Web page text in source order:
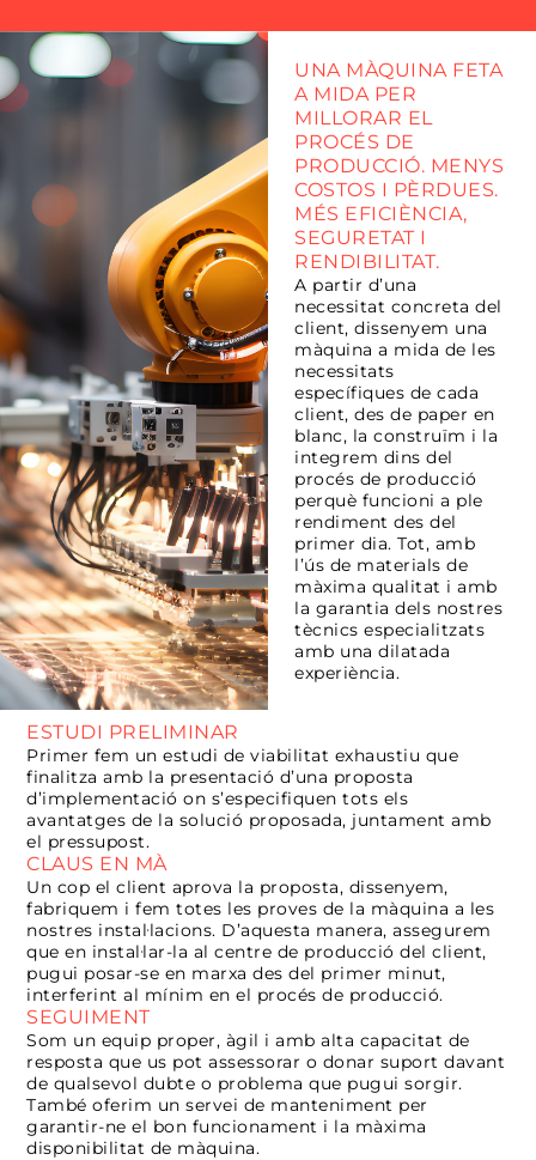
UNA MÀQUINA FETA
A MIDA PER
MILLORAR EL
PROCÉS DE
PRODUCCIÓ. MENYS
COSTOS I PÈRDUES.
MÉS EFICIÈNCIA,
SEGURETAT I
RENDIBILITAT.
A partir d’una
necessitat concreta del
client, dissenyem una
màquina a mida de les
necessitats
específiques de cada
client, des de paper en
blanc, la construïm i la
integrem dins del
procés de producció
perquè funcioni a ple
rendiment des del
primer dia. Tot, amb
l’ús de materials de
màxima qualitat i amb
la garantia dels nostres
tècnics especialitzats
amb una dilatada
experiència.
ESTUDI PRELIMINAR
Primer fem un estudi de viabilitat exhaustiu que
finalitza amb la presentació d’una proposta
d’implementació on s’especifiquen tots els
avantatges de la solució proposada, juntament amb
el pressupost.
CLAUS EN MÀ
Un cop el client aprova la proposta, dissenyem,
fabriquem i fem totes les proves de la màquina a les
nostres instal·lacions. D’aquesta manera, assegurem
que en instal·lar-la al centre de producció del client,
pugui posar-se en marxa des del primer minut,
interferint al mínim en el procés de producció.
SEGUIMENT
Som un equip proper, àgil i amb alta capacitat de
resposta que us pot assessorar o donar suport davant
de qualsevol dubte o problema que pugui sorgir.
També oferim un servei de manteniment per
garantir-ne el bon funcionament i la màxima
disponibilitat de màquina.